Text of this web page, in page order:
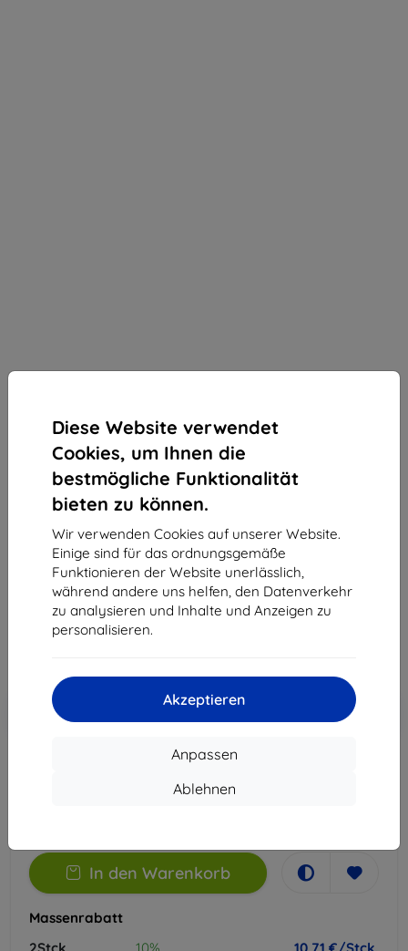
Diese Website verwendet
Cookies, um Ihnen die
bestmögliche Funktionalität
bieten zu können.
Wir verwenden Cookies auf unserer Website.
Einige sind für das ordnungsgemäße
Funktionieren der Website unerlässlich,
während andere uns helfen, den Datenverkehr
zu analysieren und Inhalte und Anzeigen zu
personalisieren.
Akzeptieren
Anpassen
Ablehnen
3mk ARC+ Schutzfolie für Oppo Find X8 Pro
Geeignet für: Oppo Find X8 Pro
11,90 €
10,71 €
-10%
Rabatt mit Gutschein
EXTRA10
Warenkorb
In den Warenkorb
Massenrabatt